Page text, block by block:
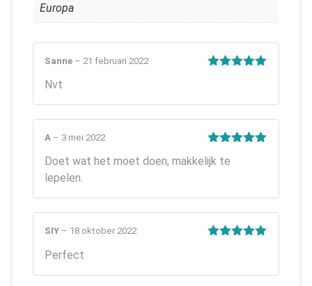
Europa
Sanne – 21 februari 2022
Nvt
5uit 5
A – 3 mei 2022
Doet wat het moet doen, makkelijk te
lepelen.
SIY – 18 oktober 2022
Perfect